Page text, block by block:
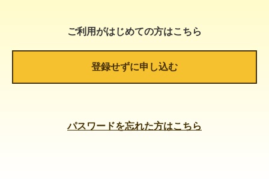
ご利用がはじめての方はこちら
登録せずに申し込む
パスワードを忘れた方はこちら